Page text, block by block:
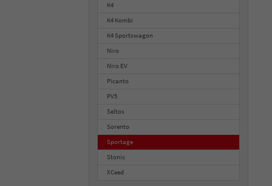
K4
K4 Kombi
K4 Sportswagon
Niro
Niro EV
Picanto
PV5
Seltos
Sorento
Sportage
Stonic
XCeed